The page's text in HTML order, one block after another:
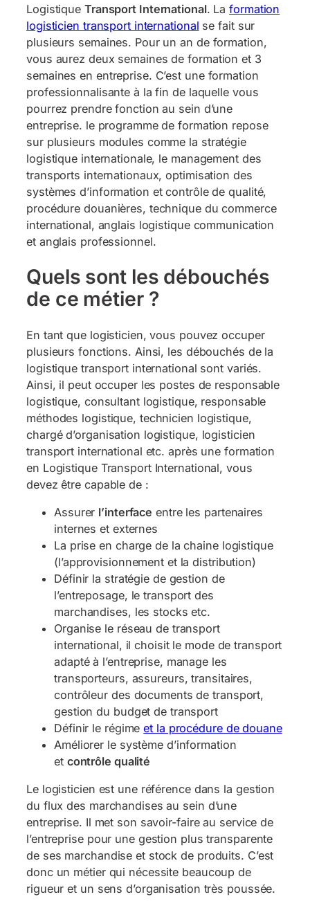
Logistique Transport International. Laformation
logisticien transport international se fait sur
plusieurs semaines. Pour un an de formation,
vous aurez deux semaines de formation et 3
semaines en entreprise. C’est une formation
professionnalisante à la fin de laquelle vous
pourrez prendre fonction au sein d’une
entreprise. le programme de formation repose
sur plusieurs modules comme la stratégie
logistique internationale, le management des
transports internationaux, optimisation des
systèmes d’information et contrôle de qualité,
procédure douanières, technique du commerce
international, anglais logistique communication
et anglais professionnel.
Quels sont les débouchés
de ce métier ?
En tant que logisticien, vous pouvez occuper
plusieurs fonctions. Ainsi, les débouchés de la
logistique transport international sont variés.
Ainsi, il peut occuper les postes de responsable
logistique, consultant logistique, responsable
méthodes logistique, technicien logistique,
chargé d’organisation logistique, logisticien
transport international etc. après une formation
en Logistique Transport International, vous
devez être capable de :
Assurer l’interface entre les partenaires
internes et externes
La prise en charge de la chaine logistique
(l’approvisionnement et la distribution)
Définir la stratégie de gestion de
l’entreposage, le transport des
marchandises, les stocks etc.
Organise le réseau de transport
international, il choisit le mode de transport
adapté à l’entreprise, manage les
transporteurs, assureurs, transitaires,
contrôleur des documents de transport,
gestion du budget de transport
Définir le régimeet la procédure de douane
Améliorer le système d’information
et contrôle qualité
Le logisticien est une référence dans la gestion
du flux des marchandises au sein d’une
entreprise. Il met son savoir-faire au service de
l’entreprise pour une gestion plus transparente
de ses marchandise et stock de produits. C’est
donc un métier qui nécessite beaucoup de
rigueur et un sens d’organisation très poussée.